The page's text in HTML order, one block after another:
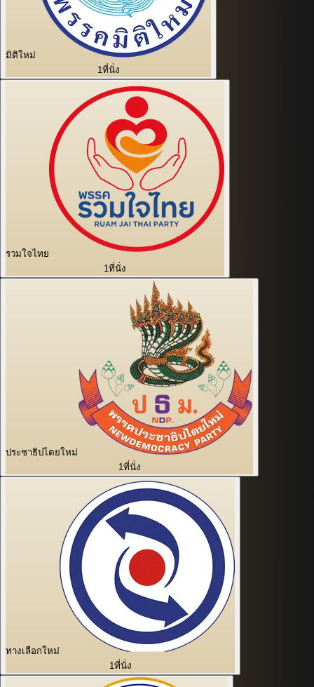
มิติใหม่
1ที่นั่ง
รวมใจไทย
1ที่นั่ง
ประชาธิปไตยใหม่
1ที่นั่ง
ทางเลือกใหม่
1ที่นั่ง